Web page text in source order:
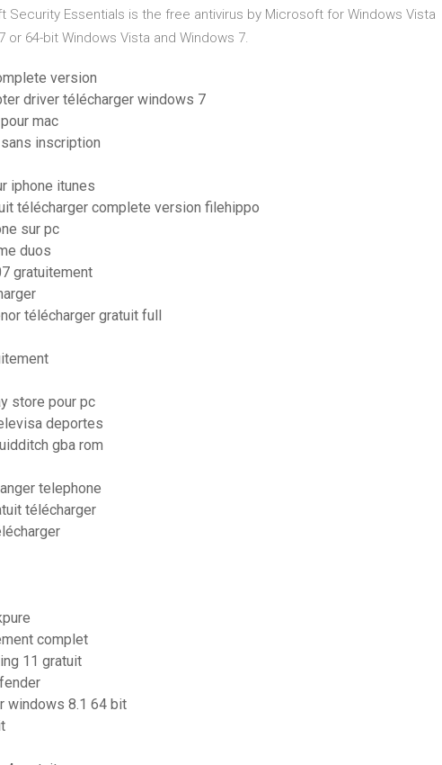
Essentials is the free antivirus by Microsoft for Windows Vista
or 64-bit Windows Vista and Windows 7.
version
driver télécharger windows 7
mac
inscription
iphone itunes
télécharger complete version filehippo
sur pc
duos
gratuitement
télécharger gratuit full
store pour pc
deportes
gba rom
telephone
télécharger
complet
11 gratuit
windows 8.1 64 bit